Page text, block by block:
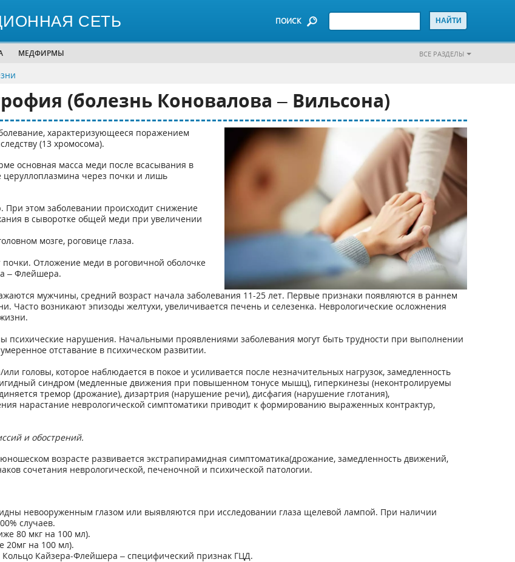
СЕТЬ ПОИСК
МЕДФИРМЫ ВСЕ РАЗДЕЛЫ
(болезнь Коновалова – Вильсона)
характеризующееся поражением
(13 хромосома).
основная масса меди после всасывания в
через почки и лишь
этом заболевании происходит снижение
в сыворотке общей меди при увеличении
мозге, роговице глаза.
Отложение меди в роговичной оболочке
– Флейшера.
мужчины, средний возраст начала заболевания 11-25 лет. Первые признаки появляются в раннем
Часто возникают эпизоды желтухи, увеличивается печень и селезенка. Неврологические осложнения
психические нарушения. Начальными проявлениями заболевания могут быть трудности при выполнении
отставание в психическом развитии.
головы, которое наблюдается в покое и усиливается после незначительных нагрузок, замедленность
синдром (медленные движения при повышенном тонусе мышц), гиперкинезы (неконтролируемы
тремор (дрожание), дизартрия (нарушение речи), дисфагия (нарушение глотания),
нарастание неврологической симптоматики приводит к формированию выраженных контрактур,
и обострений.
возрасте развивается экстрапирамидная симптоматика(дрожание, замедленность движений,
сочетания неврологической, печеночной и психической патологии.
невооруженным глазом или выявляются при исследовании глаза щелевой лампой. При наличии
случаев.
80 мкг на 100 мл).
20мг на 100 мл).
Кайзера-Флейшера – специфический признак ГЦД.